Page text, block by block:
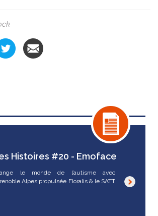
Histoires #20 - Emoface
le monde de l’autisme avec
Alpes propulsée Floralis & le SATT